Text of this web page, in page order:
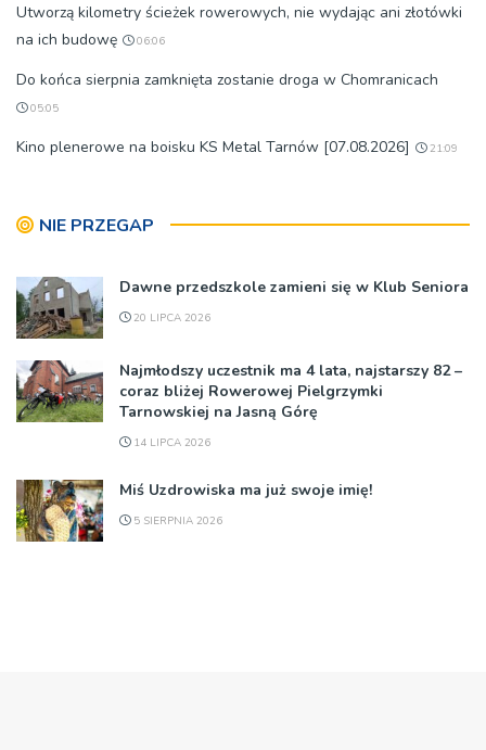
Utworzą kilometry ścieżek rowerowych, nie wydając ani złotówki
na ich budowę
06:06
Do końca sierpnia zamknięta zostanie droga w Chomranicach
05:05
Kino plenerowe na boisku KS Metal Tarnów [07.08.2026] 21:09
NIE PRZEGAP
Dawne przedszkole zamieni się w Klub Seniora
20 LIPCA 2026
Najmłodszy uczestnik ma 4 lata, najstarszy 82 –
coraz bliżej Rowerowej Pielgrzymki
Tarnowskiej na Jasną Górę
14 LIPCA 2026
Miś Uzdrowiska ma już swoje imię!
5 SIERPNIA 2026